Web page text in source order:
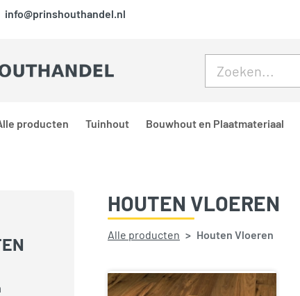
info@prinshouthandel.nl
producten Tuinhout Bouwhout en Plaatmateriaal
HOUTEN VLOEREN
Alle producten Houten Vloeren